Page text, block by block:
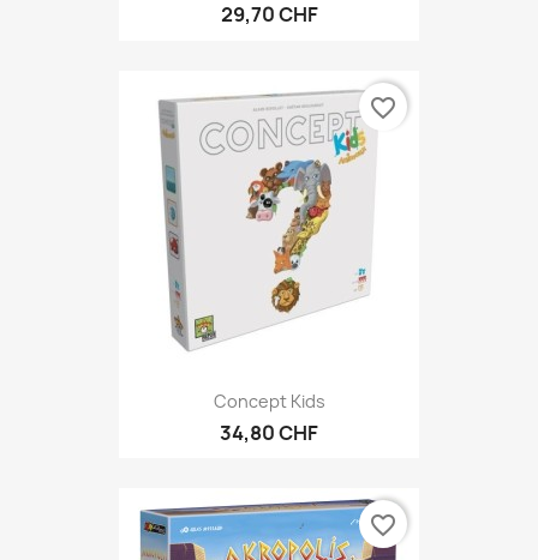
29,70 CHF
Concept Kids
34,80 CHF
favorite_border
favorite_border